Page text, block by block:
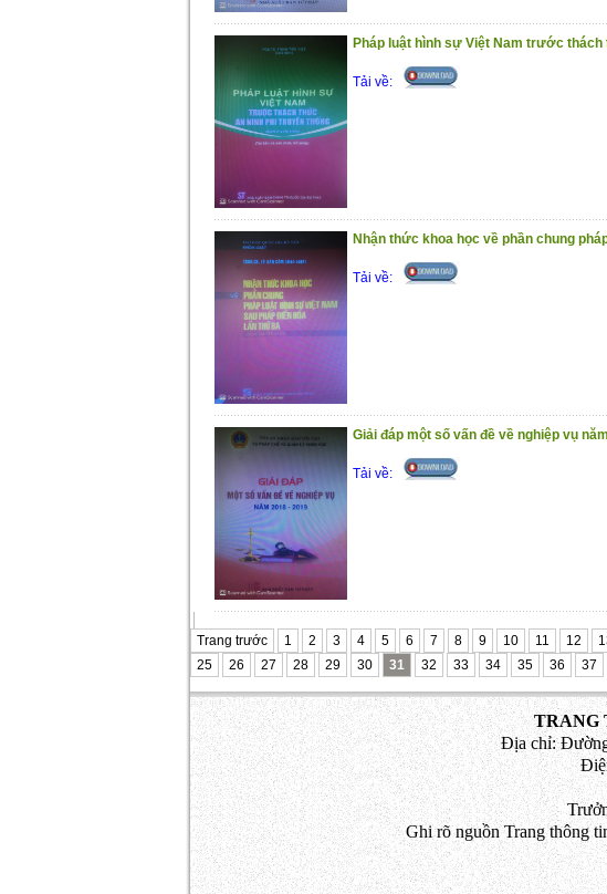
Pháp luật hình sự Việt Nam trước
Tải về:
Nhận thức khoa học về phần chung
Tải về:
Giải đáp một số vấn đề về nghiệp vụ
Tải về:
Trang trước 1 2 3 4 5 6 7 8 9 10 11 12
25
26 27 28 29 30 31 32 33 34 35 36 37
TRANG
Địa chỉ:
Điện
Ghi rõ nguồn Trang thông